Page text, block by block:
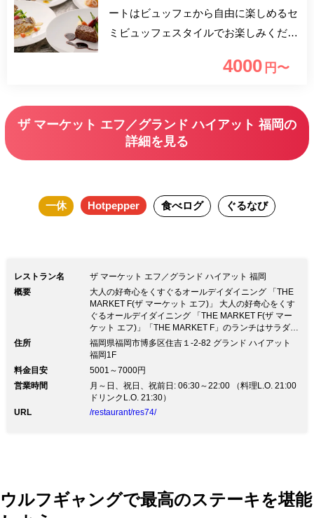
ートはビュッフェから自由に楽しめるセ
ミビュッフェスタイルでお楽しみくださ
ます。この機会にぜひご利用くださいま
4000 円〜
ザ マーケット エフ／グランド ハイアット 福岡の
詳細を見る
一休 Hotpepper 食べログ ぐるなび
レストラン名
ザ マーケット エフ／グランド ハイアット 福岡
概要
大人の好奇心をくすぐるオールデイダイニング 「THE
MARKET F(ザ マーケット エフ)」 大人の好奇心をくす
ぐるオールデイダイニング 「THE MARKET F(ザ マー
ケット エフ)」「THE MARKET F」のランチはサラダ・
アペタイザー・デザートはビュッフェから自由に楽し
め、メイン料理はお好きな一品をチョイスできるセミビ
菜を使った料理やスイーツを提供いたします。セミビュ
ッフェスタイルのランチは2,400円～お楽しみいただけ
ます。（サービス料・税別）
住所
福岡県福岡市博多区住吉１-2-82 グランド ハイアット
福岡1F
料金目安
5001～7000円
営業時間
月～日、祝日、祝前日: 06:30～22:00 （料理L.O. 21:00
ドリンクL.O. 21:30）
URL
/restaurant/res74/
ウルフギャングで最高のステーキを堪能